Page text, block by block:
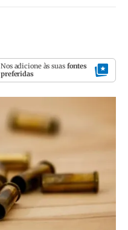
Nos adicione às suas fontes
preferidas